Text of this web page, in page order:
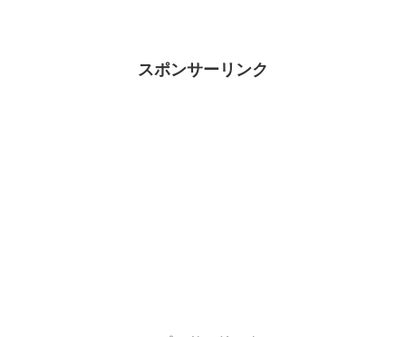
スポンサーリンク